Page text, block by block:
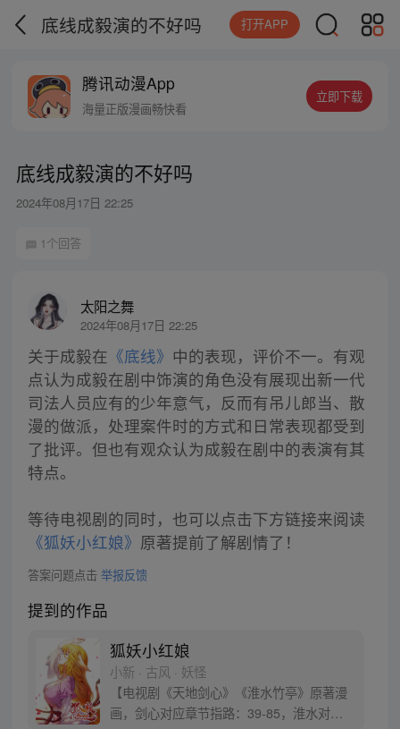
底线成毅演的不好吗 打开APP
腾讯动漫App
海量正版漫画畅快看
立即下载
底线成毅演的不好吗
2024年08月17日 22:25
1个回答
太阳之舞
2024年08月17日 22:25
关于成毅在 《底线》 中的表现，评价不一。有观
点认为成毅在剧中饰演的角色没有展现出新一代
司法人员应有的少年意气，反而有吊儿郎当、散
漫的做派，处理案件时的方式和日常表现都受到
了批评。但也有观众认为成毅在剧中的表演有其
特点。
等待电视剧的同时，也可以点击下方链接来阅读
《狐妖小红娘》 原著提前了解剧情了！
答案问题点击 举报反馈
提到的作品
狐妖小红娘
小新 · 古风 · 妖怪
【电视剧《天地剑心》《淮水竹亭》原著漫
画，剑心对应章节指路：39-85，淮水对应